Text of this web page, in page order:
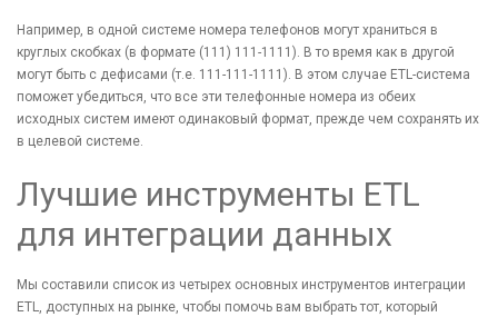
Например, в одной системе номера телефонов могут храниться в
круглых скобках (в формате (111) 111-1111). В то время как в другой
могут быть с дефисами (т.е. 111-111-1111). В этом случае ETL-система
поможет убедиться, что все эти телефонные номера из обеих
исходных систем имеют одинаковый формат, прежде чем сохранять их
в целевой системе.
Лучшие инструменты ETL
для интеграции данных
Мы составили список из четырех основных инструментов интеграции
ETL, доступных на рынке, чтобы помочь вам выбрать тот, который
[recaptcha]